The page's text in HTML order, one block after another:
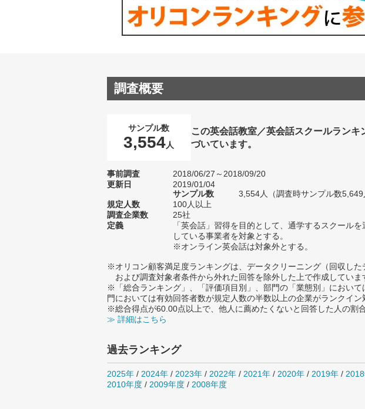
調査概要
サンプル数
3,554人
この英会話教室／英会話スクールラン
づいています。
事前調査
2018/06/27～2018/09/20
更新日
2019/01/04
サンプル数
3,554人（調査時サンプル数5,649
規定人数
100人以上
調査企業数
25社
定義
「英会話」習得を目的として、通学するスクールを
している事業者を対象とする。
※オンライン英会話は対象外とする。
※オリコン顧客満足度ランキングは、データクリーニング（回収した
および調査対象者条件から外れた回答を除外した上で作成していま
※「総合ランキング」、「評価項目別」、部門の「業態別」におい
門においては有効回答者数が規定人数の半数以上の企業がランクイン
※総合得点が60.00点以上で、他人に薦めたくないと回答した人の割
≫ 詳細はこちら
過去ランキング
2025年 / 2024年 / 2023年 / 2022年 / 2021年 / 2020年 / 2019年 /
2010年度 / 2009年度 / 2008年度